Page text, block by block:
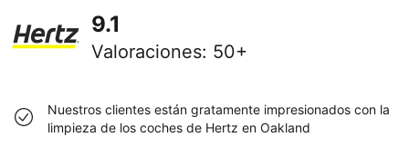
9.1
Valoraciones: 50+
Nuestros clientes están gratamente impresionados con la
limpieza de los coches de Hertz en Oakland